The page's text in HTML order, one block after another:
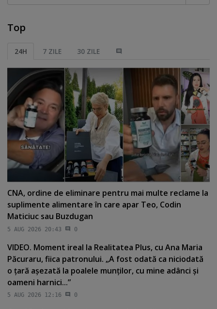
Top
24H 7 ZILE 30 ZILE
CNA, ordine de eliminare pentru mai multe reclame la
suplimente alimentare în care apar Teo, Codin
Maticiuc sau Buzdugan
5 AUG 2026 20:43 0
VIDEO. Moment ireal la Realitatea Plus, cu Ana Maria
Păcuraru, fiica patronului. „A fost odată ca niciodată
o ţară aşezată la poalele munţilor, cu mine adânci şi
oameni harnici...”
5 AUG 2026 12:16 0